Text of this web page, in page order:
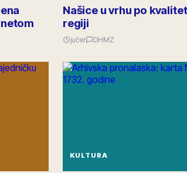
Našice u vrhu po
regiji
jučer DHMZ
KULTURA